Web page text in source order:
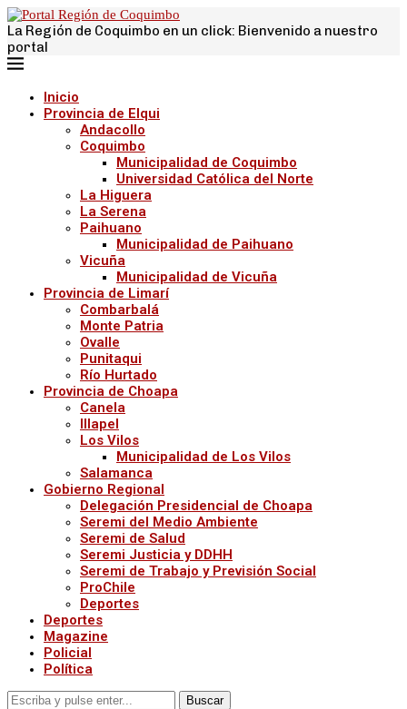
La Región de Coquimbo en un click: Bienvenido a nuestro
portal
Inicio
Provincia de Elqui
Andacollo
Coquimbo
Municipalidad de Coquimbo
Universidad Católica del Norte
La Higuera
La Serena
Paihuano
Municipalidad de Paihuano
Vicuña
Municipalidad de Vicuña
Provincia de Limarí
Combarbalá
Monte Patria
Ovalle
Punitaqui
Río Hurtado
Provincia de Choapa
Canela
Illapel
Los Vilos
Municipalidad de Los Vilos
Salamanca
Gobierno Regional
Delegación Presidencial de Choapa
Seremi del Medio Ambiente
Seremi de Salud
Seremi Justicia y DDHH
Seremi de Trabajo y Previsión Social
ProChile
Deportes
Deportes
Magazine
Policial
Política
Buscar